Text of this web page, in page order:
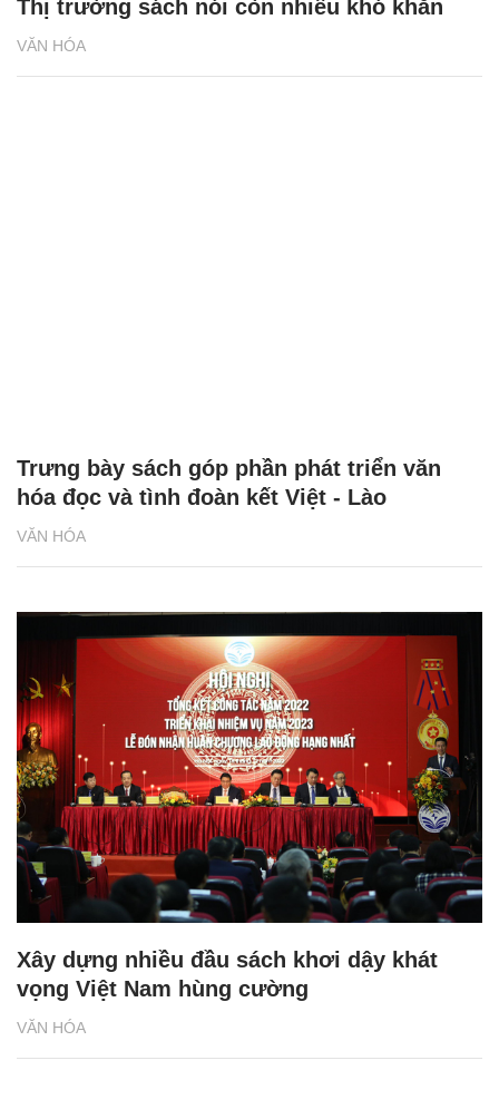
VĂN HÓA
Thị trường sách nói còn nhiều khó khăn
VĂN HÓA
Trưng bày sách góp phần phát triển văn
hóa đọc và tình đoàn kết Việt - Lào
VĂN HÓA
Xây dựng nhiều đầu sách khơi dậy khát
vọng Việt Nam hùng cường